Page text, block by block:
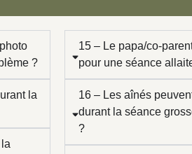
?
la
15 – Le papa/co-
pour une séance
16 – Les aînés
durant la séance
?